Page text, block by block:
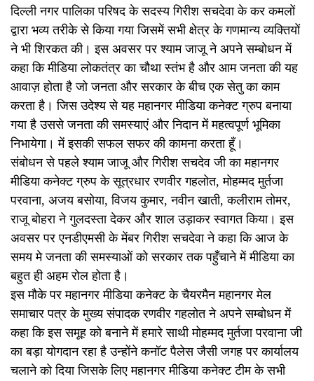
दिल्ली नगर पालिका परिषद के सदस्य गिरीश सचदेवा के कर कमलों
द्वारा भव्य तरीके से किया गया जिसमें सभी क्षेत्र के गणमान्य व्यक्तियों
ने भी शिरकत की। इस अवसर पर श्याम जाजू ने अपने सम्बोधन में
कहा कि मीडिया लोकतंत्र का चौथा स्तंभ है और आम जनता की यह
आवाज़ होता है जो जनता और सरकार के बीच एक सेतु का काम
करता है। जिस उदेश्य से यह महानगर मीडिया कनेक्ट ग्रुप बनाया
गया है उससे जनता की समस्याएं और निदान में महत्वपूर्ण भूमिका
निभायेगा। में इसकी सफल सफर की कामना करता हूँ।
संबोधन से पहले श्याम जाजू और गिरीश सचदेव जी का महानगर
मीडिया कनेक्ट ग्रुप के सूत्रधार रणवीर गहलोत, मोहम्मद मुर्तजा
परवाना, अजय बसोया, विजय कुमार, नवीन खाती, कलीराम तोमर,
राजू बोहरा ने गुलदस्ता देकर और शाल उड़ाकर स्वागत किया। इस
अवसर पर एनडीएमसी के मेंबर गिरीश सचदेवा ने कहा कि आज के
समय मे जनता की समस्याओं को सरकार तक पहुँचाने में मीडिया का
बहुत ही अहम रोल होता है।
इस मौके पर महानगर मीडिया कनेक्ट के चैयरमैन महानगर मेल
समाचार पत्र के मुख्य संपादक रणवीर गहलोत ने अपने सम्बोधन में
कहा कि इस समूह को बनाने में हमारे साथी मोहम्मद मुर्तजा परवाना जी
का बड़ा योगदान रहा है उन्होंने कनॉट पैलेस जैसी जगह पर कार्यालय
चलाने को दिया जिसके लिए महानगर मीडिया कनेक्ट टीम के सभी